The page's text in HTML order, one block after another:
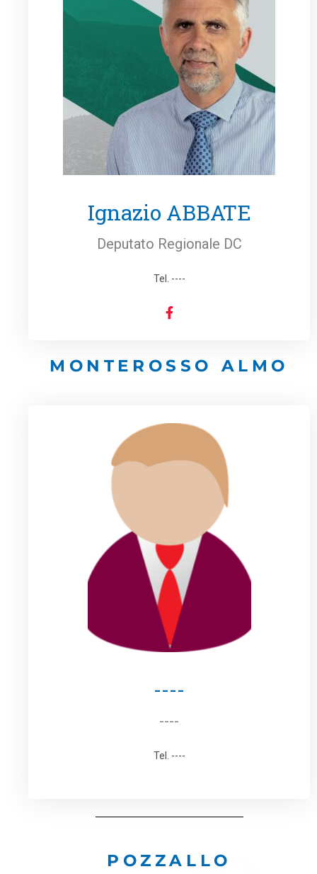
Ignazio ABBATE
Deputato Regionale DC
Tel. ----
MONTEROSSO ALMO
----
----
Tel. ----
POZZALLO